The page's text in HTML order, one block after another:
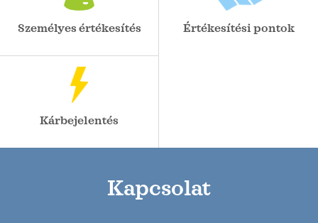
Személyes értékesítés Értékesítési pontok
Kárbejelentés
Kapcsolat